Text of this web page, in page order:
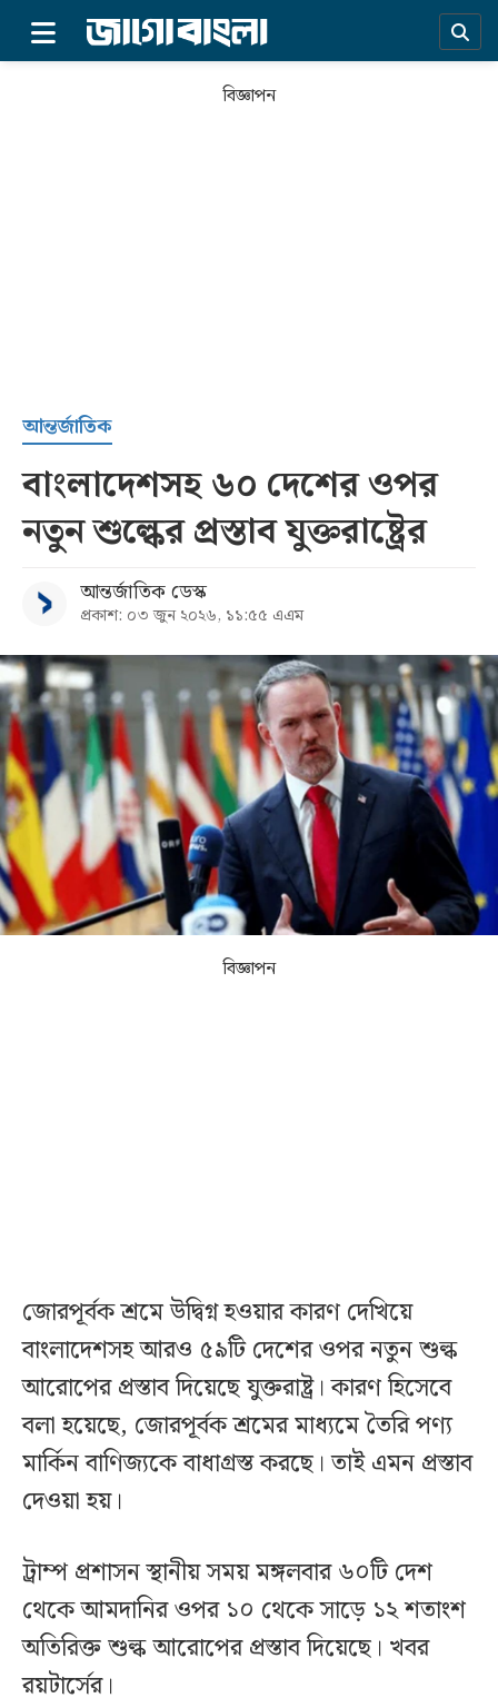
সর্বশেষ
সব
বিভাগ
আর্কাইভ
কনভার্টার
বিজ্ঞাপন
আন্তর্জাতিক
বাংলাদেশসহ ৬০ দেশের ওপর
নতুন শুল্কের প্রস্তাব যুক্তরাষ্ট্রের
আন্তর্জাতিক ডেস্ক
প্রকাশ: ০৩ জুন ২০২৬, ১১:৫৫ এএম
বিজ্ঞাপন
জোরপূর্বক শ্রমে উদ্বিগ্ন হওয়ার কারণ দেখিয়ে
বাংলাদেশসহ আরও ৫৯টি দেশের ওপর নতুন শুল্ক
আরোপের প্রস্তাব দিয়েছে যুক্তরাষ্ট্র। কারণ হিসেবে
বলা হয়েছে, জোরপূর্বক শ্রমের মাধ্যমে তৈরি পণ্য
মার্কিন বাণিজ্যকে বাধাগ্রস্ত করছে। তাই এমন প্রস্তাব
দেওয়া হয়।
ট্রাম্প প্রশাসন স্থানীয় সময় মঙ্গলবার ৬০টি দেশ
থেকে আমদানির ওপর ১০ থেকে সাড়ে ১২ শতাংশ
অতিরিক্ত শুল্ক আরোপের প্রস্তাব দিয়েছে। খবর
রয়টার্সের।